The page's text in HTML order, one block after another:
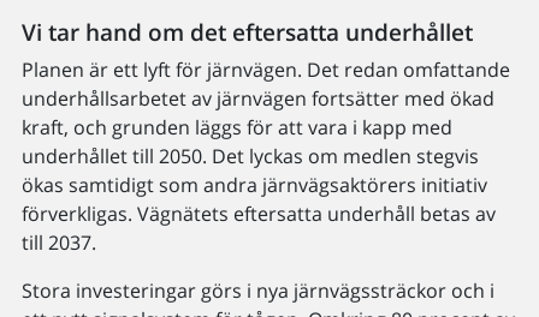
Vi tar hand om det eftersatta underhållet
Planen är ett lyft för järnvägen. Det redan omfattande
underhållsarbetet av järnvägen fortsätter med ökad
kraft, och grunden läggs för att vara i kapp med
underhållet till 2050. Det lyckas om medlen stegvis
ökas samtidigt som andra järnvägsaktörers initiativ
förverkligas. Vägnätets eftersatta underhåll betas av
till 2037.
Stora investeringar görs i nya järnvägssträckor och i